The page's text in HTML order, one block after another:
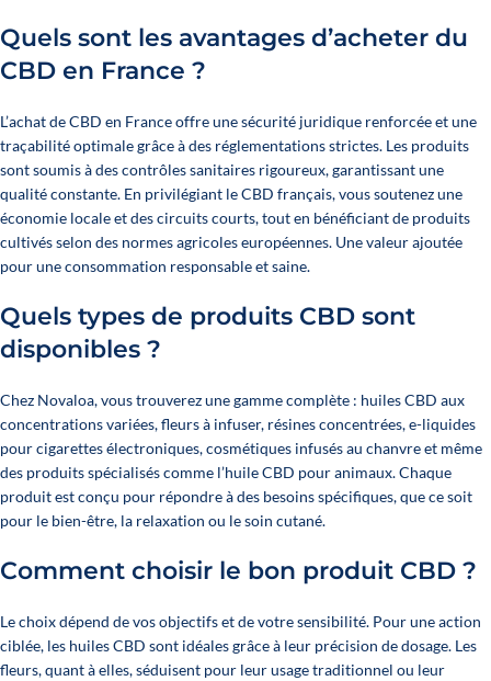
Quels sont les avantages d’acheter du
CBD en France ?
L’achat de CBD en France offre une sécurité juridique renforcée et une
traçabilité optimale grâce à des réglementations strictes. Les produits
sont soumis à des contrôles sanitaires rigoureux, garantissant une
qualité constante. En privilégiant le CBD français, vous soutenez une
économie locale et des circuits courts, tout en bénéficiant de produits
cultivés selon des normes agricoles européennes. Une valeur ajoutée
pour une consommation responsable et saine.
Quels types de produits CBD sont
disponibles ?
Chez Novaloa, vous trouverez une gamme complète : huiles CBD aux
concentrations variées, fleurs à infuser, résines concentrées, e-liquides
pour cigarettes électroniques, cosmétiques infusés au chanvre et même
des produits spécialisés comme l’huile CBD pour animaux. Chaque
produit est conçu pour répondre à des besoins spécifiques, que ce soit
pour le bien-être, la relaxation ou le soin cutané.
Comment choisir le bon produit CBD ?
Le choix dépend de vos objectifs et de votre sensibilité. Pour une action
ciblée, les huiles CBD sont idéales grâce à leur précision de dosage. Les
fleurs, quant à elles, séduisent pour leur usage traditionnel ou leur